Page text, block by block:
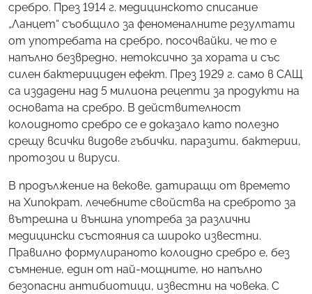
сребро. През 1914 г. медицинското списание
„Ланцет“ съобщило за феноменалните резултати
от употребата на сребро, посочвайки, че то е
напълно безвредно, нетоксично за хората и със
силен бактерициден ефект. През 1929 г. само в САЩ
са издадени над 5 милиона рецепти за продукти на
основата на сребро. В действителност
колоидното сребро се е доказало като полезно
срещу всички видове гъбички, паразити, бактерии,
протозои и вируси.
В продължение на векове, датиращи от времето
на Хипократ, лечебните свойства на среброто за
вътрешна и външна употреба за различни
медицински състояния са широко известни.
Правилно формулираното колоидно сребро е, без
съмнение, един от най-мощните, но напълно
безопасни антибиотици, известни на човека. С